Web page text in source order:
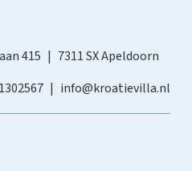
415
7311 SX Apeldoorn
info@kroatievilla.nl